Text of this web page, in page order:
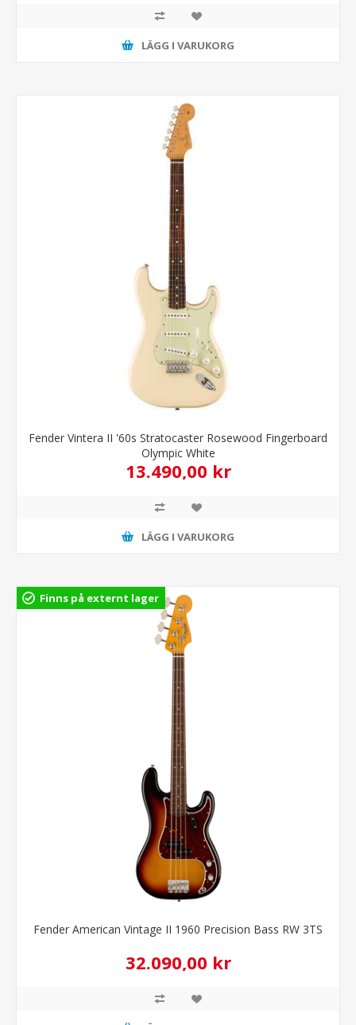
LÄGG I VARUKORG
Fender Vintera II '60s Stratocaster Rosewood Fingerboard
Olympic White
13.490,00 kr
LÄGG I VARUKORG
Finns på externt lager
Fender American Vintage II 1960 Precision Bass RW 3TS
32.090,00 kr